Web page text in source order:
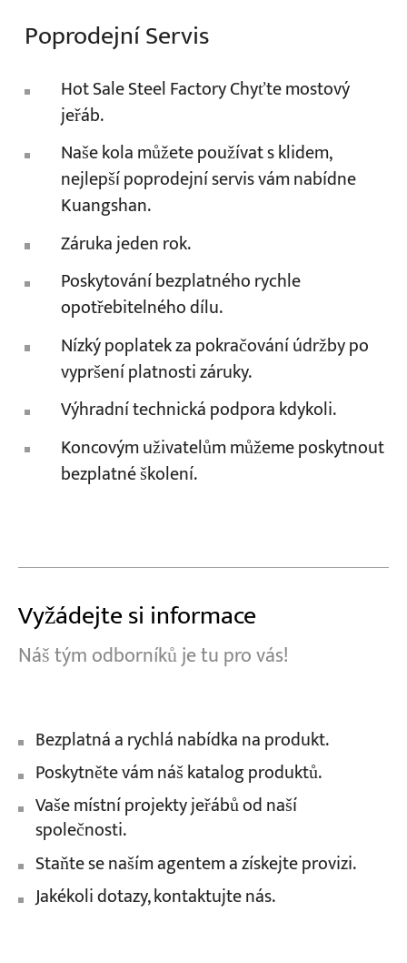
Poprodejní Servis
Hot Sale Steel Factory Chyťte mostový
jeřáb.
Naše kola můžete používat s klidem,
nejlepší poprodejní servis vám nabídne
Kuangshan.
Záruka jeden rok.
Poskytování bezplatného rychle
opotřebitelného dílu.
Nízký poplatek za pokračování údržby po
vypršení platnosti záruky.
Výhradní technická podpora kdykoli.
Koncovým uživatelům můžeme poskytnout
bezplatné školení.
Vyžádejte si informace
Náš tým odborníků je tu pro vás!
Bezplatná a rychlá nabídka na produkt.
Poskytněte vám náš katalog produktů.
Vaše místní projekty jeřábů od naší
společnosti.
Staňte se naším agentem a získejte provizi.
Jakékoli dotazy, kontaktujte nás.